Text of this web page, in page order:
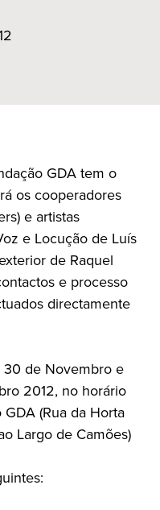
GDA tem o
os cooperadores
e artistas
e Locução de Luís
de Raquel
e processo
directamente
30 de Novembro e
2012, no horário
(Rua da Horta
Largo de Camões)